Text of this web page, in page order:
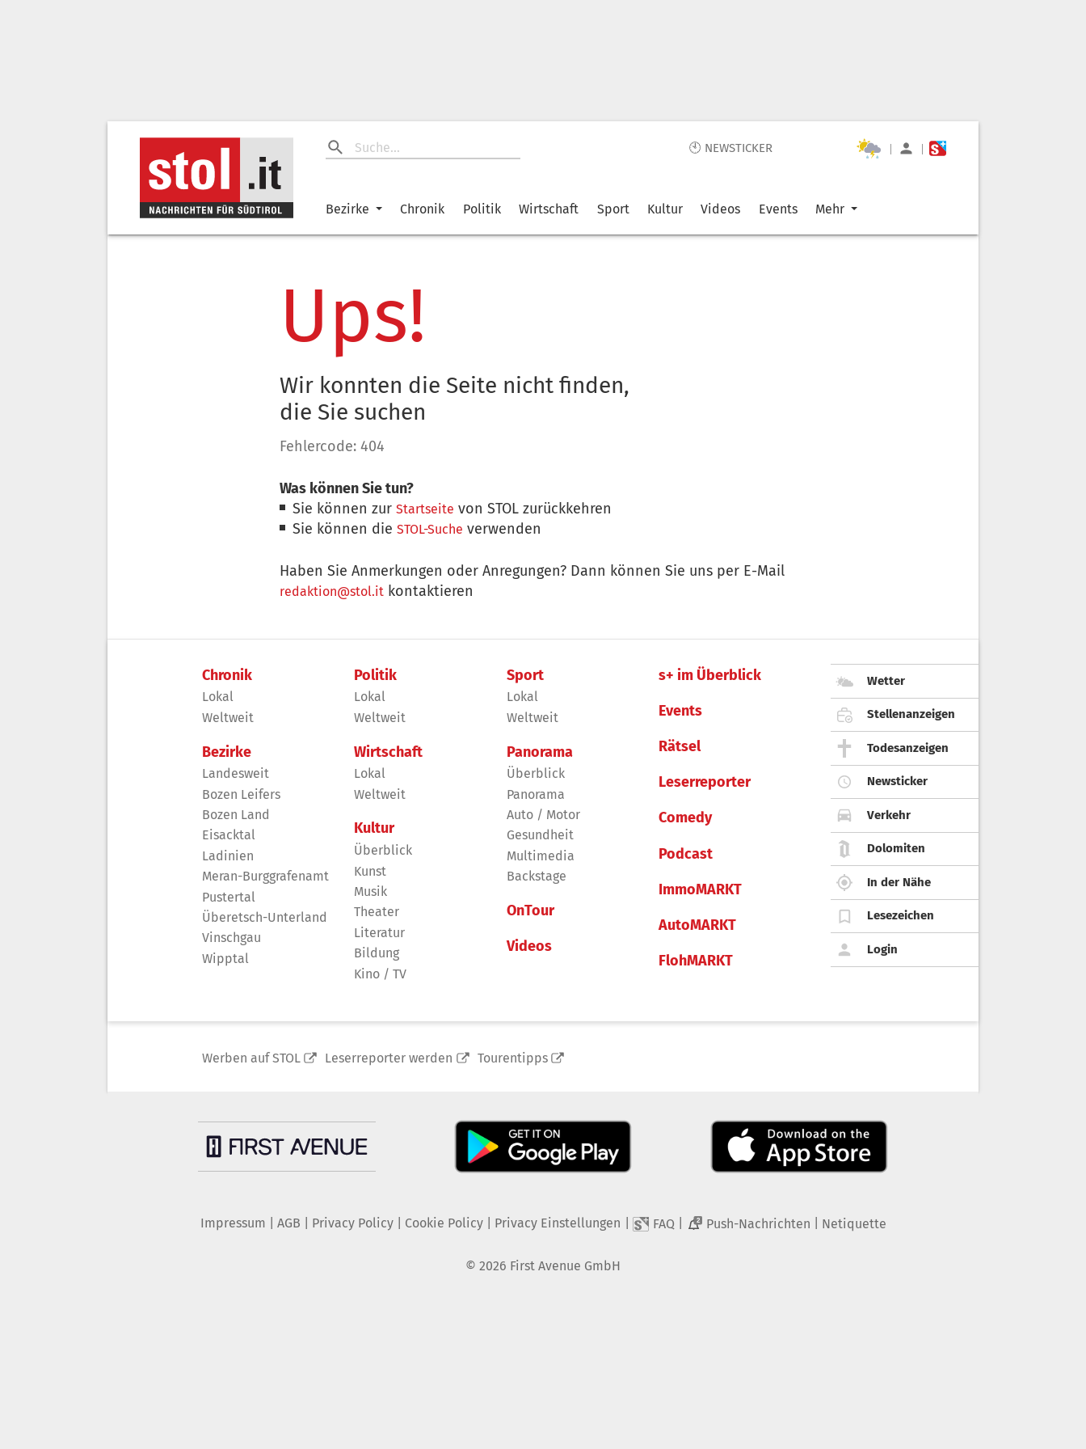
🕙 NEWSTICKER | |
Bezirke Chronik Politik Wirtschaft Sport Kultur Videos Events Mehr
Ups!
Wir konnten die Seite nicht finden,
die Sie suchen
Fehlercode: 404
Was können Sie tun?
Sie können zurStartseite von STOL zurückkehren
Sie können dieSTOL-Suche verwenden
Haben Sie Anmerkungen oder Anregungen? Dann können Sie uns per E-Mail
redaktion@stol.it kontaktieren
Chronik
Lokal
Weltweit
Bezirke
Landesweit
Bozen Leifers
Bozen Land
Eisacktal
Ladinien
Meran-Burggrafenamt
Pustertal
Überetsch-Unterland
Vinschgau
Wipptal
Politik
Lokal
Weltweit
Wirtschaft
Lokal
Weltweit
Kultur
Überblick
Kunst
Musik
Theater
Literatur
Bildung
Kino / TV
Sport
Lokal
Weltweit
Panorama
Überblick
Panorama
Auto / Motor
Gesundheit
Multimedia
Backstage
OnTour
Videos
s+ im Überblick
Events
Rätsel
Leserreporter
Comedy
Podcast
ImmoMARKT
AutoMARKT
FlohMARKT
Wetter
Stellenanzeigen
Todesanzeigen
Newsticker
Verkehr
Dolomiten
In der Nähe
Lesezeichen
Login
Werben auf STOL Leserreporter werden Tourentipps
Impressum AGB Privacy Policy| Cookie Policy| Privacy Einstellungen FAQ 2 Push-Nachrichten Netiquette
© 2026 First Avenue GmbH